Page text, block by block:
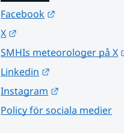
Facebook
X
SMHIs meteorologer på X
Linkedin
Instagram
Policy för sociala medier